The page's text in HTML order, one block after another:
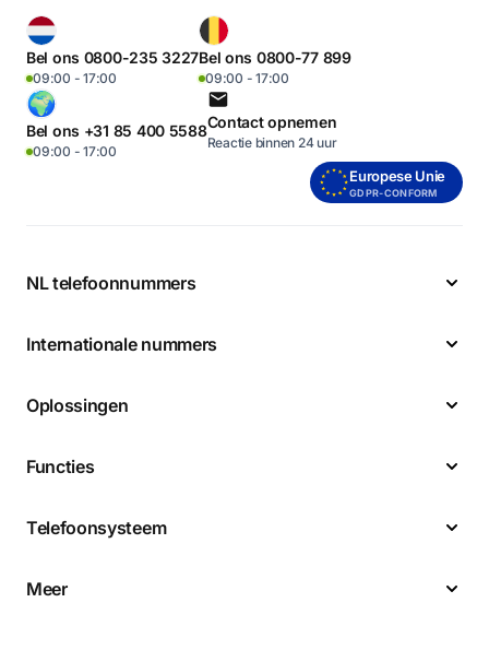
Bel ons 0800-235 3227
09:00 - 17:00
Bel ons 0800-77 899
09:00 - 17:00
Bel ons +31 85 400 5588
09:00 - 17:00
Contact opnemen
Reactie binnen 24 uur
Europese Unie
GDPR-CONFORM
NL telefoonnummers
Internationale nummers
Oplossingen
Functies
Telefoonsysteem
Meer